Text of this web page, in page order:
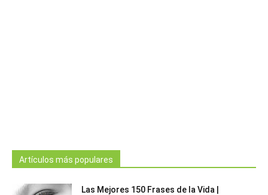
Artículos más populares
Las Mejores 150 Frases de la Vida |